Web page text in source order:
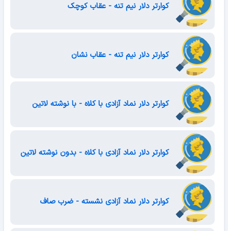
کوارتر دلار نیم تنه - عقاب کوچک
کوارتر دلار نیم تنه - عقاب نشان
کوارتر دلار نماد آزادی با کلاه - با نوشته لاتین
کوارتر دلار نماد آزادی با کلاه - بدون نوشته لاتین
کوارتر دلار نماد آزادی نشسته - ضرب صاف